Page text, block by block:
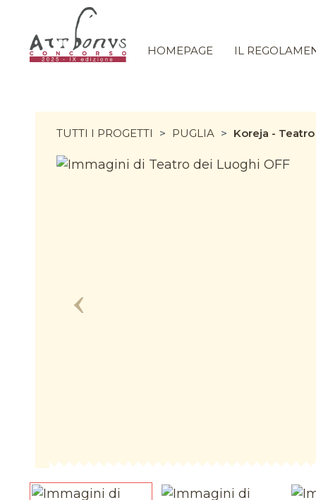
HOMEPAGE IL
TUTTI I PROGETTI PUGLIA Koreja -